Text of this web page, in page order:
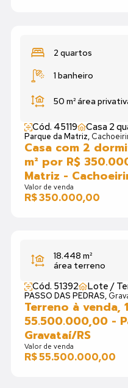
2 quartos
1 banheiro
50 m²área
Cód. 45119 Casa 2
Parque da Matriz,
Casa com 2
m² por R$
Matriz -
Valor de venda
R$ 350.000,00
18.448 m²
área terreno
Cód. 51392 Lote /
PASSO DAS PEDRAS,
Terreno à venda,
55.500.000,00 -
Gravataí/RS
Valor de venda
R$ 55.500.000,00